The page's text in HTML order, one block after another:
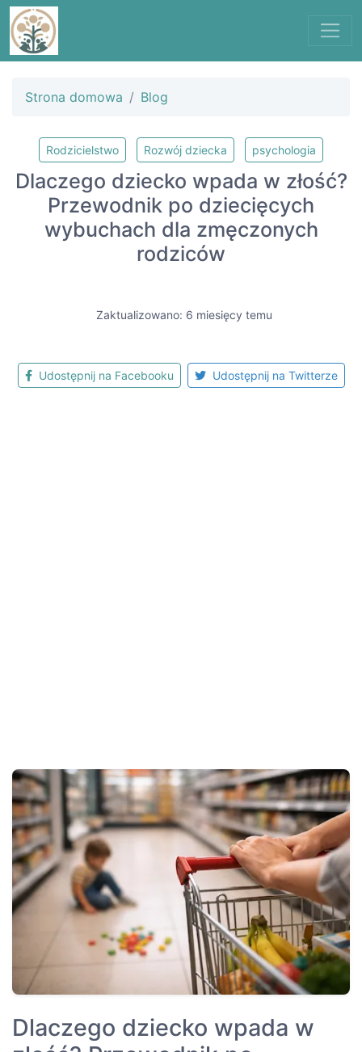
Strona domowa Blog
Rodzicielstwo Rozwój dziecka psychologia
Dlaczego dziecko wpada w złość?
Przewodnik po dziecięcych
wybuchach dla zmęczonych
rodziców
Zaktualizowano: 6 miesięcy temu
Udostępnij na Facebooku Udostępnij na Twitterze
Dlaczego dziecko wpada w